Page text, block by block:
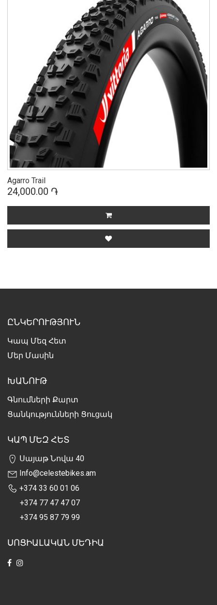
Agarro Trail
24,000.00 ֏
ԸՆԿԵՐՈՒԹՅՈՒՆ
Կապ Մեզ Հետ
Մեր Մասին
ԽԱՆՈՒԹ
Գնումների Քարտ
Ցանկությունների Ցուցակ
ԿԱՊ ՄԵԶ ՀԵՏ
Սայաթ Նովա 40
Info@celestebikes.am
+374 33 60 01 06
+374 77 47 47 07
+374 95 87 79 99
ՍՈՑԻԱԼԱԿԱՆ ՄԵԴԻԱ